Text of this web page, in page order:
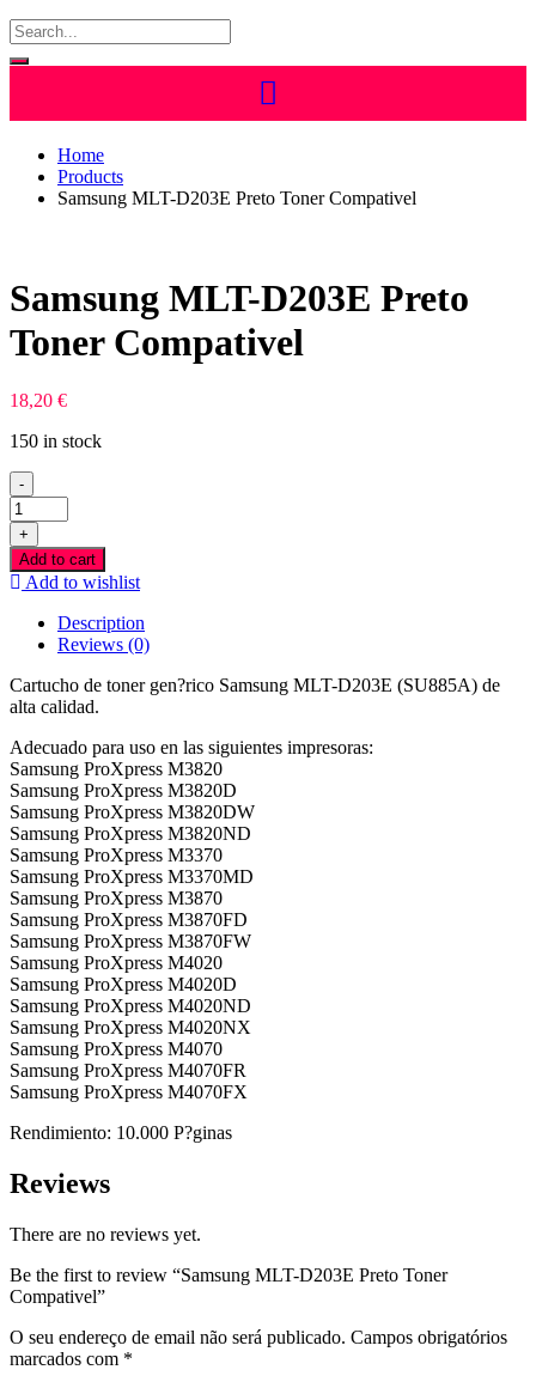
Home
Products
Samsung MLT-D203E Preto Toner Compativel
Samsung MLT-D203E Preto
Toner Compativel
18,20 €
150 in stock
-
Samsung
MLT-
D203E
Preto
Toner
Compativel
quantity
+
Add to cart
Add to wishlist
Description
Reviews (0)
Cartucho de toner gen?rico Samsung MLT-D203E (SU885A) de
alta calidad.
Adecuado para uso en las siguientes impresoras:
Samsung ProXpress M3820
Samsung ProXpress M3820D
Samsung ProXpress M3820DW
Samsung ProXpress M3820ND
Samsung ProXpress M3370
Samsung ProXpress M3370MD
Samsung ProXpress M3870
Samsung ProXpress M3870FD
Samsung ProXpress M3870FW
Samsung ProXpress M4020
Samsung ProXpress M4020D
Samsung ProXpress M4020ND
Samsung ProXpress M4020NX
Samsung ProXpress M4070
Samsung ProXpress M4070FR
Samsung ProXpress M4070FX
Rendimiento: 10.000 P?ginas
Reviews
There are no reviews yet.
Be the first to review “Samsung MLT-D203E Preto Toner
Compativel”
O seu endereço de email não será publicado. Campos obrigatórios
marcados com *